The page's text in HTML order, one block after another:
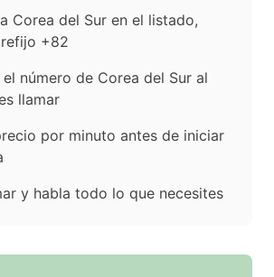
Corea del Sur en el listado,
+82
número de Corea del Sur al
llamar
por minuto antes de iniciar
y habla todo lo que necesites